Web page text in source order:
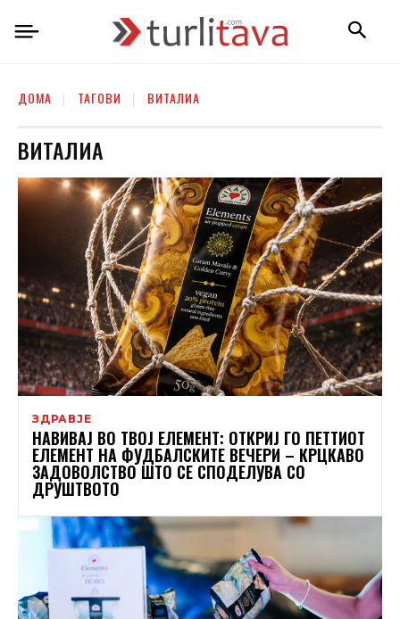
ДОМА ТАГОВИ ВИТАЛИА
ВИТАЛИА
ЗДРАВЈЕ
НАВИВАЈ ВО ТВОЈ ЕЛЕМЕНТ: ОТКРИЈ ГО ПЕТТИОТ
ЕЛЕМЕНТ НА ФУДБАЛСКИТЕ ВЕЧЕРИ – КРЦКАВО
ЗАДОВОЛСТВО ШТО СЕ СПОДЕЛУВА СО
ДРУШТВОТО